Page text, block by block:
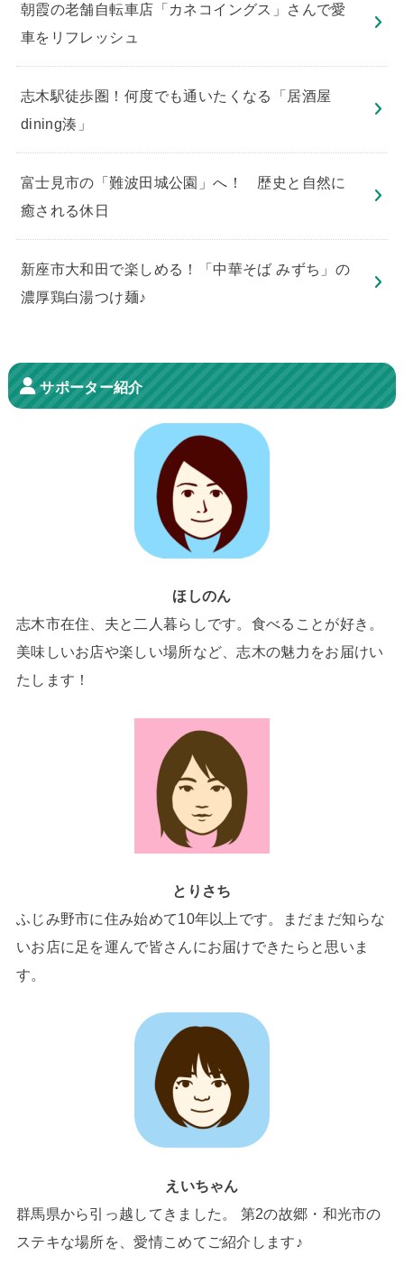
朝霞の老舗自転車店「カネコイングス」さんで愛
車をリフレッシュ
志木駅徒歩圏！何度でも通いたくなる「居酒屋
dining湊」
​富士見市の「難波田城公園」へ！ 歴史と自然に
癒される休日
新座市大和田で楽しめる！「中華そば みずち」の
濃厚鶏白湯つけ麺♪
サポーター紹介
ほしのん
志木市在住、夫と二人暮らしです。食べることが好き。
美味しいお店や楽しい場所など、志木の魅力をお届けい
たします！
とりさち
ふじみ野市に住み始めて10年以上です。まだまだ知らな
いお店に足を運んで皆さんにお届けできたらと思いま
す。
えいちゃん
群馬県から引っ越してきました。 第2の故郷・和光市の
ステキな場所を、愛情こめてご紹介します♪